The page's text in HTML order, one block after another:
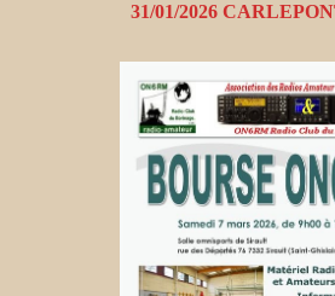
31/01/2026